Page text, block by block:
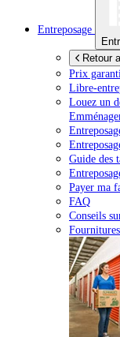
Entreposage
Retour
Prix
Libre-
Louez un
Guide des
Payer ma
FAQ
Conseils